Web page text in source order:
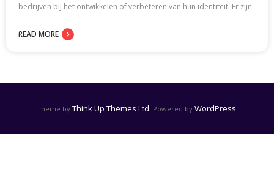
bedrijven bij het ontwikkelen of verbeteren van hun identiteit. Er zijn
READ MORE
Theme by Think Up Themes Ltd . Powered by WordPress